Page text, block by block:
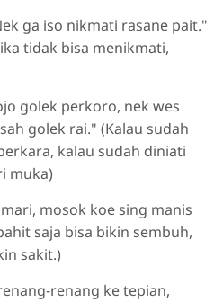
ga iso nikmati rasane pait."
tidak bisa menikmati,
golek perkoro, nek wes
golek rai." (Kalau sudah
kalau sudah diniati
muka)
mosok koe sing manis
saja bisa bikin sembuh,
sakit.)
renang ke tepian,